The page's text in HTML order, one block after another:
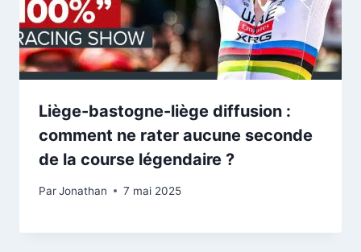
Liège-bastogne-liège diffusion :
comment ne rater aucune seconde
de la course légendaire ?
ParJonathan 7 mai 2025